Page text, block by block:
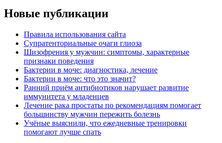
Новые публикации
Правила использования сайта
Супратенториальные очаги глиоза
Шизофрения у мужчин: симптомы, характерные
признаки поведения
Бактерии в моче: диагностика, лечение
Бактерии в моче: что это значит?
Ранний приём антибиотиков нарушает развитие
иммунитета у младенцев
Лечение рака простаты по рекомендациям помогает
большинству мужчин пережить болезнь
Учёные выяснили, что ежедневные тренировки
помогают лучше спать